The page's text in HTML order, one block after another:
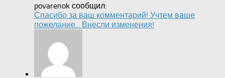
povarenok сообщил:
Спасибо за ваш комментарий! Учтем ваше
пожелание... Внесли изменения!